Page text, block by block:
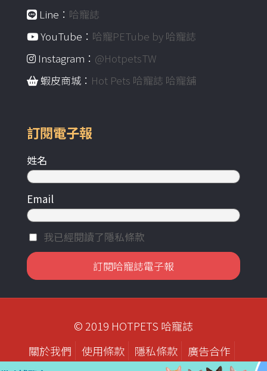
Line： 哈寵誌
YouTube： 哈寵PETube by 哈寵誌
Instagram： @HotpetsTW
蝦皮商城： Hot Pets 哈寵誌 哈寵舖
訂閱電子報
姓名
Email
我已經閱讀了隱私條款
© 2019 HOTPETS 哈寵誌
關於我們
使用條款 隱私條款
廣告合作